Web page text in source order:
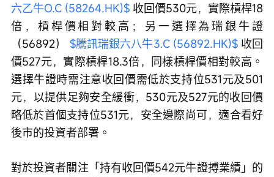
六乙牛O.C (58264.HK)$ 收回價530元，實際槓桿18
倍，槓桿價相對較高；另一選擇為瑞銀牛證
（56892） $騰訊瑞銀六八牛3.C (56892.HK)$ 收回
價527元，實際槓桿18.3倍，同樣槓桿價相對較高。
選擇牛證時需注意收回價需低於支持位531元及501
元，以提供足夠安全緩衝，530元及527元的收回價
略低於首個支持位531元，安全邊際尚可，適合看好
後市的投資者部署。
對於投資者關注「持有收回價542元牛證搏業績」的